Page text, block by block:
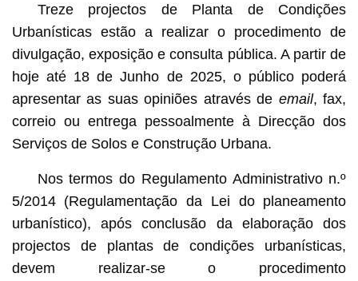
Treze projectos de Planta de Condições
Urbanísticas estão a realizar o procedimento de
divulgação, exposição e consulta pública. A partir de
hoje até 18 de Junho de 2025, o público poderá
apresentar as suas opiniões através de email, fax,
correio ou entrega pessoalmente à Direcção dos
Serviços de Solos e Construção Urbana.
Nos termos do Regulamento Administrativo n.º
5/2014 (Regulamentação da Lei do planeamento
urbanístico), após conclusão da elaboração dos
projectos de plantas de condições urbanísticas,
devem realizar-se o procedimento